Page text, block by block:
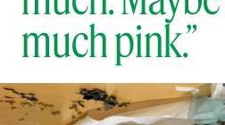
much pink.”